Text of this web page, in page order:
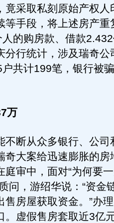
竟采取私刻原始产权人
等手段，将上述房产重
的购房款、借款
分行统计，涉及瑞奇公
共计199笔，银行被
万
断从众多银行、公司
奇大案给迅速膨胀的房
庭审中，面对“为何要
问，游绍华说：“资金
售房屋获取资金。”办
。虚假售房套取近3亿